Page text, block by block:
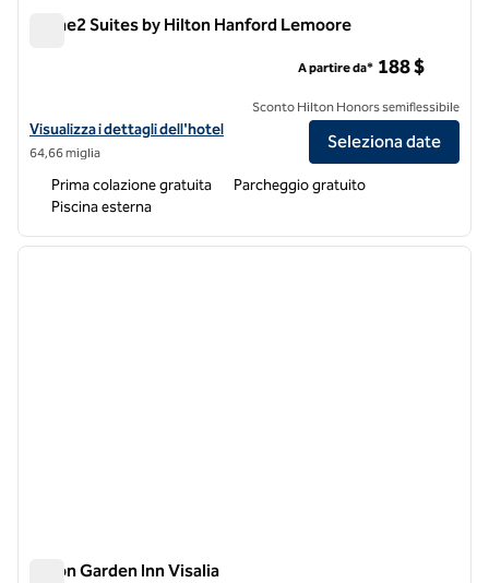
Home2 Suites by Hilton Hanford Lemoore
Visualizza i dettagli dell'hotel Home2 Suites by Hilton Hanford
Visualizza i dettagli dell'hotel
64,66 miglia
A partire da* 188 $
Sconto Hilton Honors semiflessibile
Seleziona date
Prima colazione gratuita
Parcheggio gratuito
Piscina esterna
1 di 12
Hilton Garden Inn Visalia